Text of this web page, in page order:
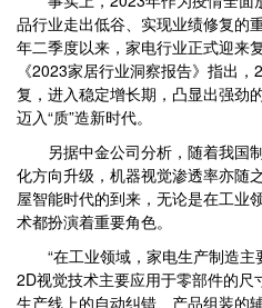
品行业走出低谷、实现业绩修复的
年二季度以来，家电行业正式迎来
《2023家居行业洞察报告》指出
复，进入稳定增长期，凸显出强劲
迈入“质”造新时代。
另据中金公司分析，随着我国
化方向升级，机器视觉渗透率亦随
屋智能时代的到来，无论是在工业
术都扮演着重要角色。
“在工业领域，家电生产制造主
2D视觉技术主要应用于零部件的尺
生产线上的自动纠错、产品组装的